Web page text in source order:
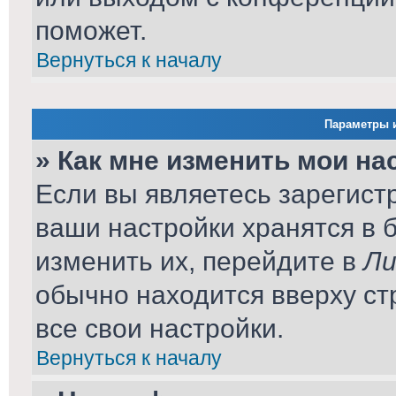
поможет.
Вернуться к началу
Параметры
» Как мне изменить мои
Если вы являетесь
ваши настройки хранятся
изменить их, перейдите в
обычно находится вверху
все свои настройки.
Вернуться к началу